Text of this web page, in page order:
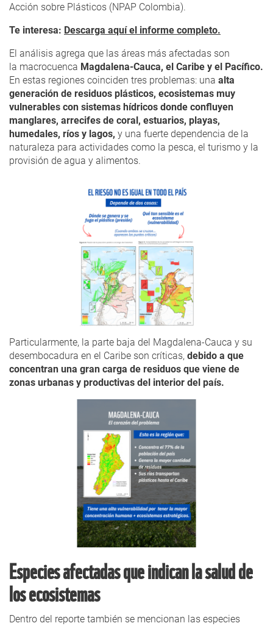
Acción sobre Plásticos (NPAP Colombia).
Te interesa: Descarga aquí el informe completo.
El análisis agrega que las áreas más afectadas son
la macrocuenca Magdalena-Cauca, el Caribe y el Pacífico.
En estas regiones coinciden tres problemas: una alta
generación de residuos plásticos, ecosistemas muy
vulnerables con sistemas hídricos donde confluyen
manglares, arrecifes de coral, estuarios, playas,
humedales, ríos y lagos, y una fuerte dependencia de la
naturaleza para actividades como la pesca, el turismo y la
provisión de agua y alimentos.
Particularmente, la parte baja del Magdalena-Cauca y su
desembocadura en el Caribe son críticas, debido a que
concentran una gran carga de residuos que viene de
zonas urbanas y productivas del interior del país.
Especies afectadas que indican la salud de
los ecosistemas
Dentro del reporte también se mencionan las especies